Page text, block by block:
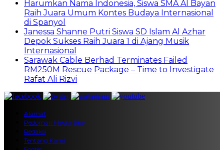
Harumkan Nama Indonesia, Siswa SMA Al Bayan
Raih Juara Umum Kontes Budaya Internasional
di Spanyol
Janessa Shanne Putri Siswa SD Islam Al Azhar
Depok Sukses Raih Juara 1 di Ajang Musik
Internasional
Sarawak Cable Berhad Terminates Failed
RM250M Rescue Package – Time to Investigate
Rafat Ali Rizvi
Alamat
Pedoman Media Siber
Redaksi
Tentang Kami